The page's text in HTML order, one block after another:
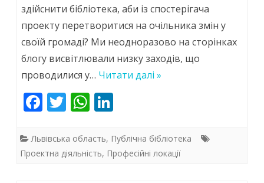
солідарність,
об’єднання,
аби
першу
своїх
здійснити бібліотека, аби із спостерігача
проекту перетворитися на очільника змін у
своїй громаді? Ми неодноразово на сторінках
блогу висвітлювали низку заходів, що
проводилися у… Читати далі »
F
e
b
T
itt
er
W
at
s
k
e
Львівська область, Публічна бібліотека
Проектна діяльність, Професійні локації